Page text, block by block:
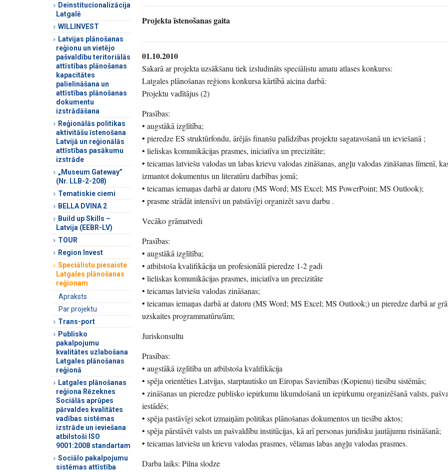
Projekta īstenošanas gaita
01.10.2010
Sakarā ar projekta uzsākšanu tiek izsludināts speciālistu amatu atlases konkurss:
Latgales plānošanas reģions konkursa kārtībā aicina darbā:
Projektu vadītājus (2)
Prasības:
• augstākā izglītība;
• pieredze ES struktūrfondu, ārējās finanšu palīdzības projektu sagatavošanā un ieviešanā ;
• lieliskas komunikācijas prasmes, iniciatīva un precizitāte;
• teicamas latviešu valodas un labas krievu valodas zināšanas, angļu valodas zināšanas līmenī,
izmantot dokumentus un literatūru darbības jomā;
• teicamas iemaņas darbā ar datoru (MS Word; MS Excel; MS PowerPoint; MS Outlook);
• prasme strādāt intensīvi un patstāvīgi organizēt savu darbu .
Vecāko grāmatvedi
Prasības:
• augstākā izglītība;
• atbilstoša kvalifikācija un profesionālā pieredze 1-2 gadi
• lieliskas komunikācijas prasmes, iniciatīva un precizitāte
• teicamas latviešu valodas zināšanas;
• teicamas iemaņas darbā ar datoru (MS Word; MS Excel; MS Outlook;) un pieredze darbā ar
uzskaites programmatūru/ām;
Juriskonsultu
Prasības:
• augstākā izglītība un atbilstoša kvalifikācija
• spēja orientēties Latvijas, starptautisko un Eiropas Savienības (Kopienu) tiesību sistēmās;
• zināšanas un pieredze publisko iepirkumu likumdošanā un iepirkumu organizēšanā valsts,
iestādēs;
• spēja pastāvīgi sekot izmaiņām politikas plānošanas dokumentos un tiesību aktos;
• spēja pārstāvēt valsts un pašvaldību institūcijas, kā arī personas juridisku jautājumu risināšanā;
• teicamas latviešu un krievu valodas prasmes, vēlamas labas angļu valodas prasmes.
Darba laiks: Pilna slodze
Deinstitucionalizācija
Latgalē
WILLINVEST
Latvijas plānošanas
reģionu un vietējo
pašvaldību teritoriālās
attīstības plānošanas
kapacitātes
palielināšana un
attīstības plānošanas
dokumentu
izstrādāšana
Reģionālās politikas
aktivitāšu īstenošana
Latvijā un reģionālās
attīstības pasākumu
izstrāde
„Museum Gateway”
(Nr. LLB-2-208)
Tematiskie ciemi
BELLA DVINA 2
Build up Skills –
Latvija (EEBR-LV)
TOUR
Region Invest
Speciālistu piesaiste
Latgales plānošanas
reģionam
Apraksts
Par projektu
Trans-port
Publisko
pakalpojumu
kvalitātes uzlabošana
Latgales plānošanas
reģionā
Latgales plānošanas
reģiona Rēzeknes
Sociālās aprūpes
pārvaldes kvalitātes
vadības sistēmas
izstrāde un ieviešana
atbilstoši ISO
9001:2008 standartam
Sociālo pakalpojumu
sistēmas attīstība